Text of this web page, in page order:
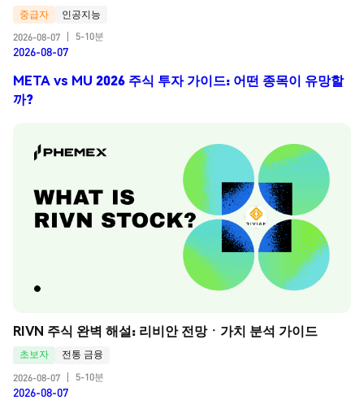
중급자
인공지능
2026-08-07
5-10분
2026-08-07
META vs MU 2026 주식 투자 가이드: 어떤 종목이 유망할
까?
RIVN 주식 완벽 해설: 리비안 전망ㆍ가치 분석 가이드
초보자
전통 금융
2026-08-07
5-10분
2026-08-07